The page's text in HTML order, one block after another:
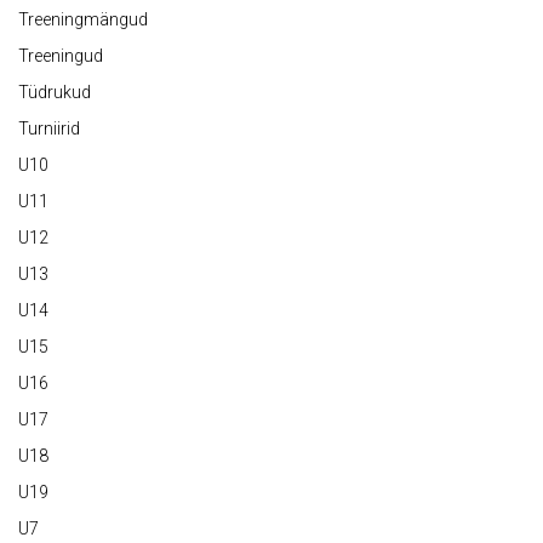
Treeningmängud
Treeningud
Tüdrukud
Turniirid
U10
U11
U12
U13
U14
U15
U16
U17
U18
U19
U7